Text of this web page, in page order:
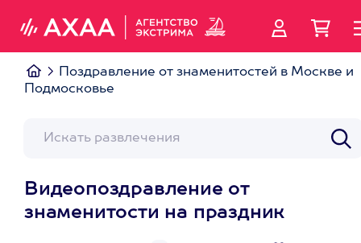
Поздравление от знаменитостей в Москве и
Подмосковье
Видеопоздравление от
знаменитости на праздник